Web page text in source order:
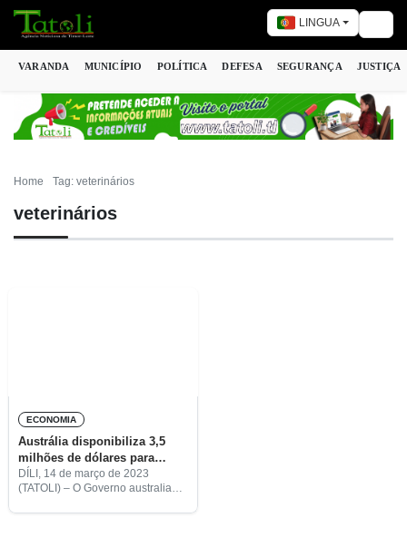
LINGUA
VARANDA MUNICÍPIO POLÍTICA DEFESA SEGURANÇA JUSTIÇA
Home Tag: veterinários
veterinários
ECONOMIA
Austrália disponibiliza 3,5
milhões de dólares para
programas veterinários em
Timor-Leste
DÍLI, 14 de março de 2023
(TATOLI) – O Governo australiano